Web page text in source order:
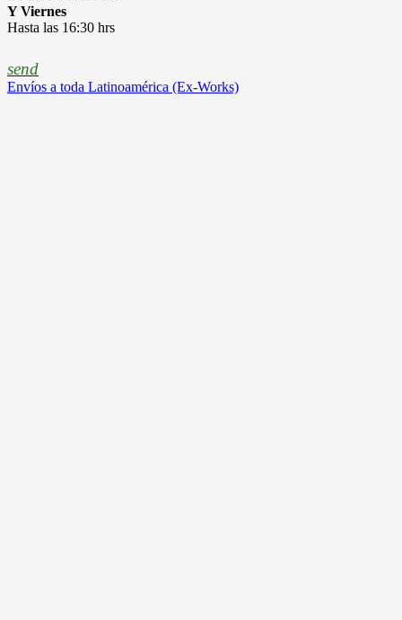
Y Viernes
Hasta las 16:30 hrs
send
Envíos a toda Latinoamérica (Ex-Works)